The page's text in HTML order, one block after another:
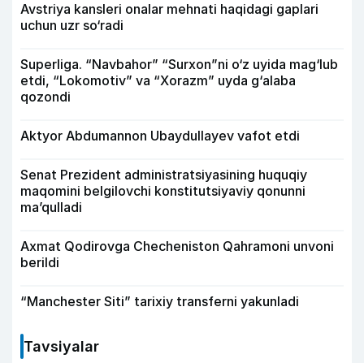
Avstriya kansleri onalar mehnati haqidagi gaplari
uchun uzr so‘radi
Superliga. “Navbahor” “Surxon”ni o‘z uyida mag‘lub
etdi, “Lokomotiv” va “Xorazm” uyda g‘alaba
qozondi
Aktyor Abdu­mannon Ubaydullayev vafot etdi
Senat Prezident administratsiyasining huquqiy
maqomini belgilovchi konstitutsiyaviy qonunni
ma’qulladi
Axmat Qodirovga Checheniston Qahramoni unvoni
berildi
“Manchester Siti” tarixiy transferni yakunladi
Tavsiyalar